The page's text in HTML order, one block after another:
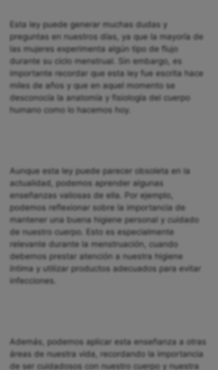
Esta ley puede generar muchas dudas y
preguntas en nuestros días, ya que la mayoría de
las mujeres experimenta algún tipo de flujo
durante su ciclo menstrual. Sin embargo, es
importante recordar que esta ley fue escrita hace
miles de años y que en aquel momento se
desconocía la anatomía y fisiología del cuerpo
humano como lo hacemos hoy.
Aunque esta ley puede parecer obsoleta en la
actualidad, podemos aprender algunas
enseñanzas valiosas de ella. Por ejemplo,
podemos reflexionar sobre la importancia de
mantener una buena higiene personal y cuidado
de nuestro cuerpo. Esto es especialmente
relevante durante la menstruación, cuando
debemos prestar atención a nuestra higiene
íntima y utilizar productos adecuados para evitar
infecciones.
Además, podemos aplicar esta enseñanza a otras
áreas de nuestra vida, recordando la importancia
de ser cuidadosos con nuestro cuerpo y nuestra